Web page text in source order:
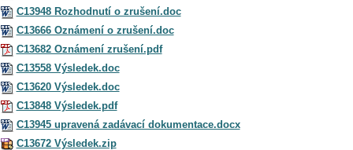
C13948 Rozhodnutí o zrušení.doc
C13666 Oznámení o zrušení.doc
C13682 Oznámení zrušení.pdf
C13558 Výsledek.doc
C13620 Výsledek.doc
C13848 Výsledek.pdf
C13945 upravená zadávací dokumentace.docx
C13672 Výsledek.zip